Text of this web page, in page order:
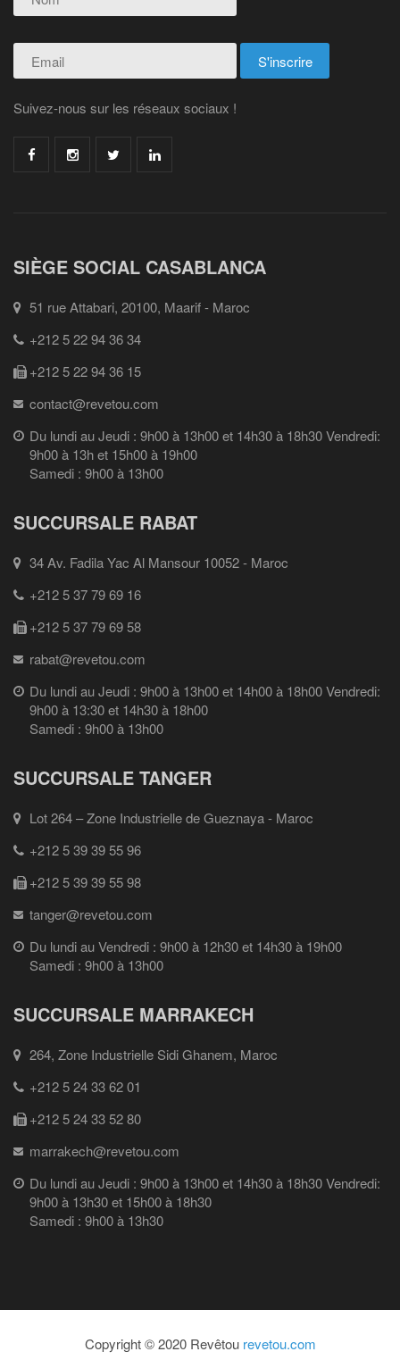
Suivez-nous sur les réseaux sociaux !
SIÈGE SOCIAL CASABLANCA
51 rue Attabari, 20100, Maarif - Maroc
+212 5 22 94 36 34
+212 5 22 94 36 15
contact@revetou.com
Du lundi au Jeudi : 9h00 à 13h00 et 14h30 à 18h30 Vendredi:
9h00 à 13h et 15h00 à 19h00
Samedi : 9h00 à 13h00
SUCCURSALE RABAT
34 Av. Fadila Yac Al Mansour 10052 - Maroc
+212 5 37 79 69 16
+212 5 37 79 69 58
rabat@revetou.com
Du lundi au Jeudi : 9h00 à 13h00 et 14h00 à 18h00 Vendredi:
9h00 à 13:30 et 14h30 à 18h00
Samedi : 9h00 à 13h00
SUCCURSALE TANGER
Lot 264 – Zone Industrielle de Gueznaya - Maroc
+212 5 39 39 55 96
+212 5 39 39 55 98
tanger@revetou.com
Du lundi au Vendredi : 9h00 à 12h30 et 14h30 à 19h00
Samedi : 9h00 à 13h00
SUCCURSALE MARRAKECH
264, Zone Industrielle Sidi Ghanem, Maroc
+212 5 24 33 62 01
+212 5 24 33 52 80
marrakech@revetou.com
Du lundi au Jeudi : 9h00 à 13h00 et 14h30 à 18h30 Vendredi:
9h00 à 13h30 et 15h00 à 18h30
Samedi : 9h00 à 13h30
Copyright © 2020 Revêtou revetou.com